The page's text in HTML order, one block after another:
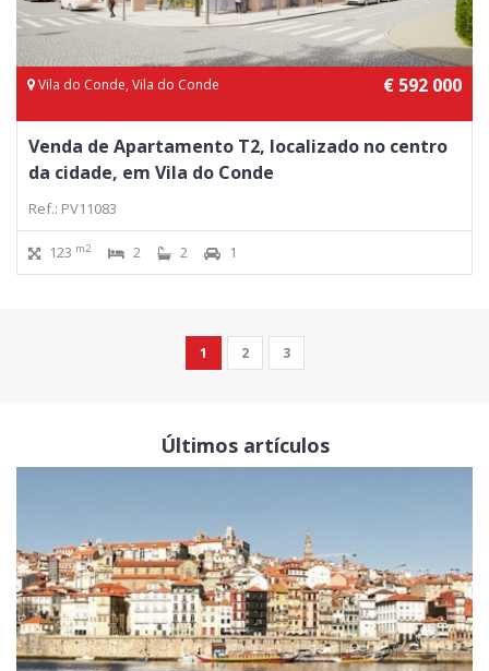
Vila do Conde, Vila do Conde € 592 000
Venda de Apartamento T2, localizado no centro
da cidade, em Vila do Conde
Ref.: PV11083
123 m2 2 2 1
1 2 3
Últimos artículos